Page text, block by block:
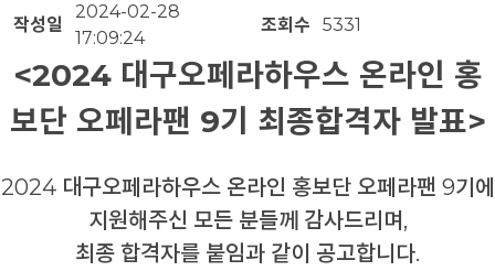
작성일
2024-02-28
17:09:24
조회수 5331
<2024 대구오페라하우스 온라인 홍
보단 오페라팬 9기 최종합격자 발표>
2024 대구오페라하우스 온라인 홍보단 오페라팬 9기에
지원해주신 모든 분들께 감사드리며,
최종 합격자를 붙임과 같이 공고합니다.